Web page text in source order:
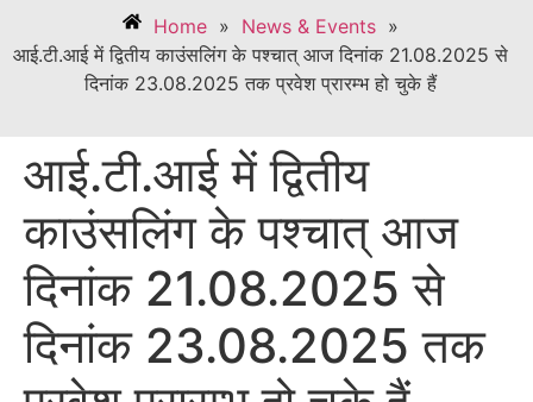
Home » News & Events »
आई.टी.आई में द्वितीय काउंसलिंग के पश्चात् आज दिनांक 21.08.2025 से
दिनांक 23.08.2025 तक प्रवेश प्रारम्भ हो चुके हैं
आई.टी.आई में द्वितीय
काउंसलिंग के पश्चात् आज
दिनांक 21.08.2025 से
दिनांक 23.08.2025 तक